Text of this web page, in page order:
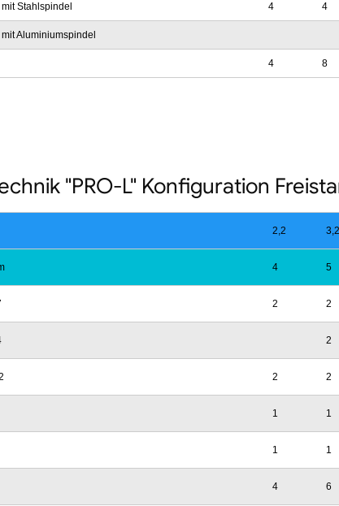
Stahlspindel 4 4
Aluminiumspindel
4 8
"PRO-L" Konfiguration
2,2 3,2
4 5
2 2
2
2 2
1 1
1 1
4 6